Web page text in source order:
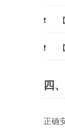
四
正确